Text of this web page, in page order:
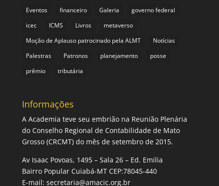
Eventos
financeiro Galeria
governo federal
icec
ICMS Livros
metaverso
Moção de Aplauso patrocinado pela ALMT
Notícias
Palestras
Patronos planejamento
posse
prêmio
tributária
Informações
A Academia teve seu embrião na Reunião Plenária
do Conselho Regional de Contabilidade de Mato
Grosso (CRCMT) do mês de setembro de 2015.
Av Isaac Povoas, 1495 – Sala 26 – Ed. Emilia
Bairro Popular Cuiabá-MT CEP:78045-440
E-mail: secretaria@amacic.org.br